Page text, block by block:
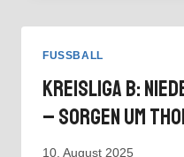
FUSSBALL
Kreisliga B:
– Sorgen Um
10. August 2025